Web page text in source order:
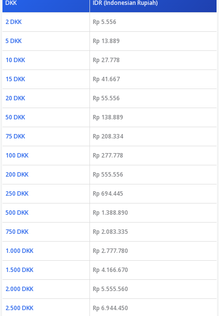
DKK IDR (Indonesian Rupiah)
2 DKK Rp 5.556
5 DKK Rp 13.889
10 DKK Rp 27.778
15 DKK Rp 41.667
20 DKK Rp 55.556
50 DKK Rp 138.889
75 DKK Rp 208.334
100 DKK Rp 277.778
200 DKK Rp 555.556
250 DKK Rp 694.445
500 DKK Rp 1.388.890
750 DKK Rp 2.083.335
1.000 DKK Rp 2.777.780
1.500 DKK Rp 4.166.670
2.000 DKK Rp 5.555.560
2.500 DKK Rp 6.944.450